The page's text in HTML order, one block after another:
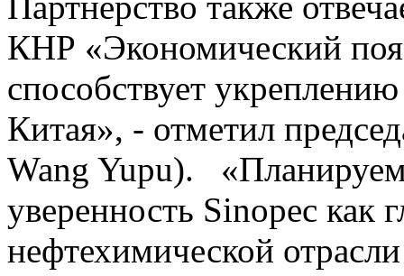
КНР «Экономический
способствует
Китая», - отметил
Wang Yupu).
уверенность Sinopec как
нефтехимической